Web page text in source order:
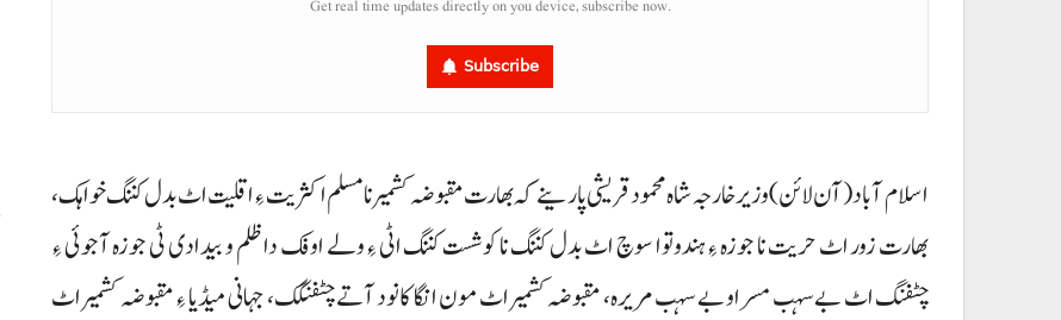
Get real time updates directly on you device, subscribe now.
Subscribe
ا سلام آباد ( آن لا ئن)وزیرخارجہ شاہ محمود قریشی پارینے کہ بھا رت مقبوضہ کشمیر نا مسلم اکثریت ءِ اقلیت اٹ بدل کننگ خواہک،
بھارت زور اٹ حریت نا جوزہ ءِ ہندوتوا سوچ اٹ بدل کننگ نا کوشست کننگ اٹی ءِ ولے اوفک دا ظلم و بیدادی ٹی جوزہ آجوئی ءِ
چٹفنگ اٹ بے سہب مسر او بے سہب مریرہ، مقبوضہ کشمیر اٹ مون انگا کانود آتے چٹفنگک، جہانی میڈیا ءِ مقبوضہ کشمیر اٹ